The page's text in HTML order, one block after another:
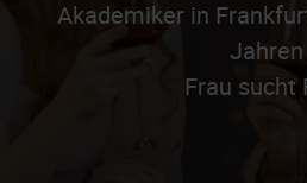
Akademiker in
Jahren
Frau sucht